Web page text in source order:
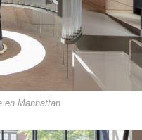
en Manhattan